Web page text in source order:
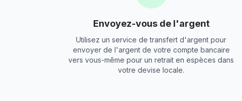
Envoyez-vous de l'argent
Utilisez un service de transfert d'argent pour
envoyer de l'argent de votre compte bancaire
vers vous-même pour un retrait en espèces dans
votre devise locale.